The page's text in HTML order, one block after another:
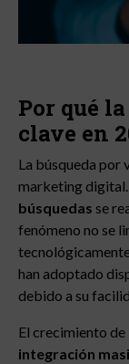
Por qué
clave en
La búsqueda por
marketing digital.
búsquedas se
fenómeno no se
han adoptado
debido a su
El crecimiento
integración